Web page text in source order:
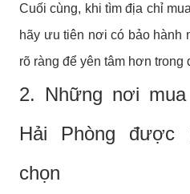
Cuối cùng, khi tìm địa chỉ
hãy ưu tiên nơi có bảo hành
rõ ràng để yên tâm hơn
2. Những nơi
Hải Phòng được
chọn